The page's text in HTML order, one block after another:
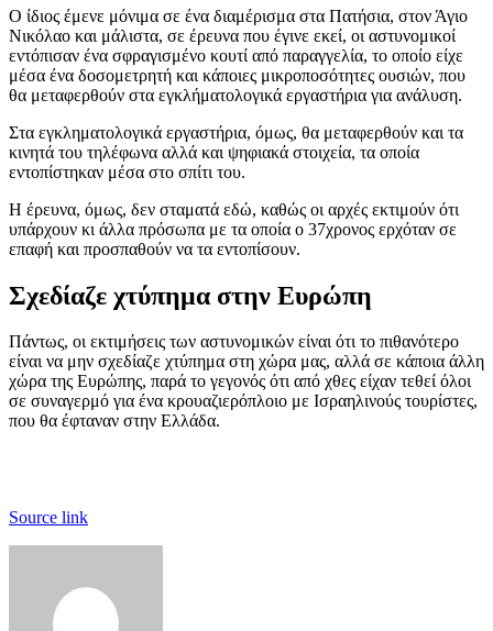
Ο ίδιος έμενε μόνιμα σε ένα διαμέρισμα στα Πατήσια, στον Άγιο
Νικόλαο και μάλιστα, σε έρευνα που έγινε εκεί, οι αστυνομικοί
εντόπισαν ένα σφραγισμένο κουτί από παραγγελία, το οποίο είχε
μέσα ένα δοσομετρητή και κάποιες μικροποσότητες ουσιών, που
θα μεταφερθούν στα εγκλήματολογικά εργαστήρια για ανάλυση.
Στα εγκληματολογικά εργαστήρια, όμως, θα μεταφερθούν και τα
κινητά του τηλέφωνα αλλά και ψηφιακά στοιχεία, τα οποία
εντοπίστηκαν μέσα στο σπίτι του.
Η έρευνα, όμως, δεν σταματά εδώ, καθώς οι αρχές εκτιμούν ότι
υπάρχουν κι άλλα πρόσωπα με τα οποία ο 37χρονος ερχόταν σε
επαφή και προσπαθούν να τα εντοπίσουν.
Σχεδίαζε χτύπημα στην Ευρώπη
Πάντως, οι εκτιμήσεις των αστυνομικών είναι ότι το πιθανότερο
είναι να μην σχεδίαζε χτύπημα στη χώρα μας, αλλά σε κάποια άλλη
χώρα της Ευρώπης, παρά το γεγονός ότι από χθες είχαν τεθεί όλοι
σε συναγερμό για ένα κρουαζιερόπλοιο με Ισραηλινούς τουρίστες,
που θα έφταναν στην Ελλάδα.
Source link